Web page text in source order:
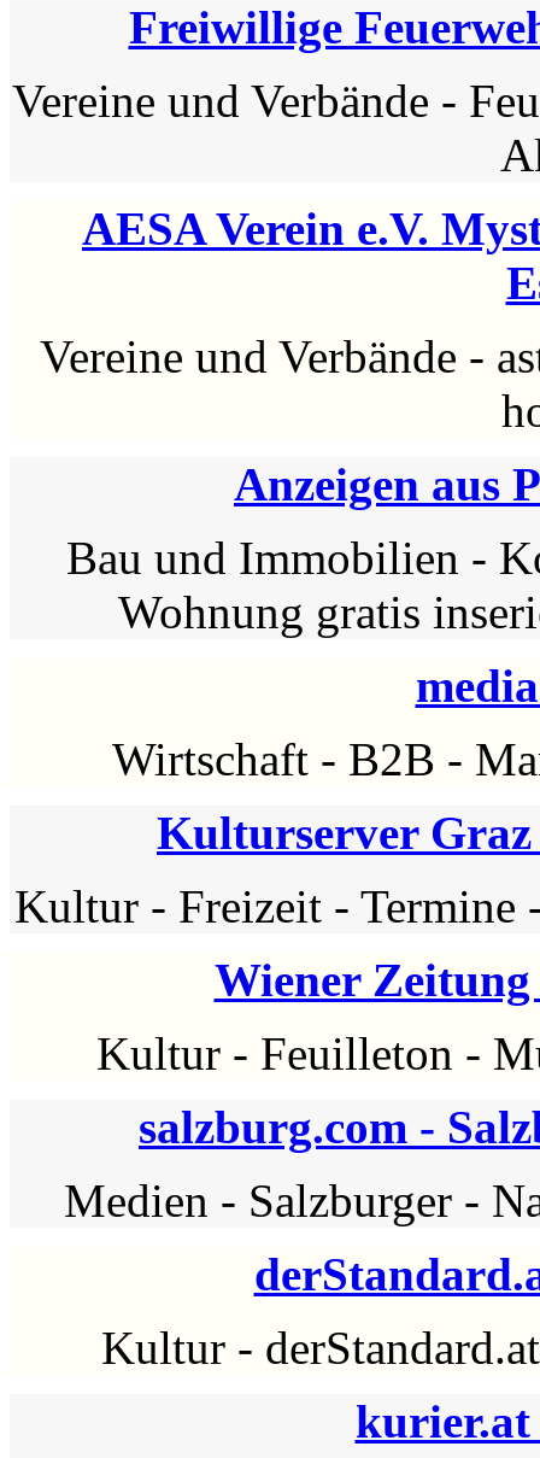
Freiwillige
Vereine und Verbände -
AESA Verein e.V.
Vereine und Verbände -
Anzeigen aus
Bau und Immobilien -
Wohnung gratis
Wirtschaft- B2B -
Kulturserver
Kultur- Freizeit- Termine
Wiener
Kultur - Feuilleton -
salzburg.com -
Medien - Salzburger -
Kultur- derStandard.at
kurier.at